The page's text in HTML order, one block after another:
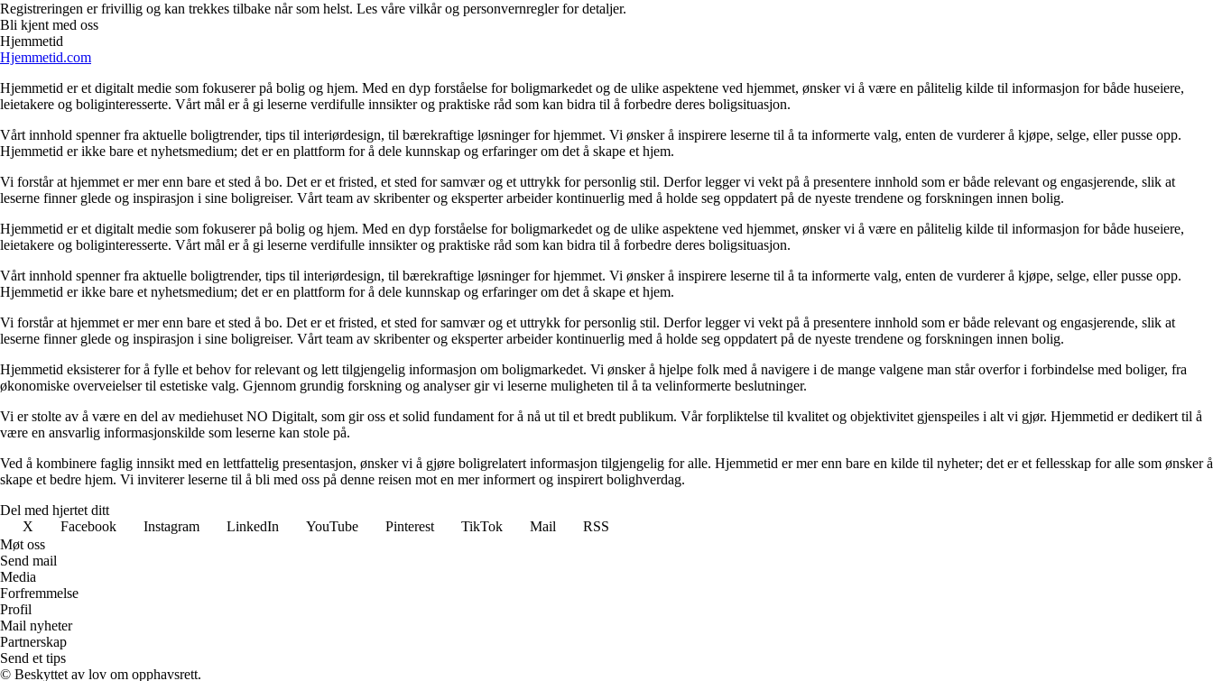
Registreringen er frivillig og kan trekkes tilbake når som helst. Les våre vilkår og personvernregler for detaljer.
Bli kjent med oss
Hjemmetid
Hjemmetid.com
Hjemmetid er et digitalt medie som fokuserer på bolig og hjem. Med en dyp forståelse for boligmarkedet og de ulike aspektene ved hjemmet, ønsker vi å være en pålitelig kilde til informasjon for både huseiere,
leietakere og boliginteresserte. Vårt mål er å gi leserne verdifulle innsikter og praktiske råd som kan bidra til å forbedre deres boligsituasjon.
Vårt innhold spenner fra aktuelle boligtrender, tips til interiørdesign, til bærekraftige løsninger for hjemmet. Vi ønsker å inspirere leserne til å ta informerte valg, enten de vurderer å kjøpe, selge, eller pusse opp.
Hjemmetid er ikke bare et nyhetsmedium; det er en plattform for å dele kunnskap og erfaringer om det å skape et hjem.
Vi forstår at hjemmet er mer enn bare et sted å bo. Det er et fristed, et sted for samvær og et uttrykk for personlig stil. Derfor legger vi vekt på å presentere innhold som er både relevant og engasjerende, slik at
leserne finner glede og inspirasjon i sine boligreiser. Vårt team av skribenter og eksperter arbeider kontinuerlig med å holde seg oppdatert på de nyeste trendene og forskningen innen bolig.
Hjemmetid er et digitalt medie som fokuserer på bolig og hjem. Med en dyp forståelse for boligmarkedet og de ulike aspektene ved hjemmet, ønsker vi å være en pålitelig kilde til informasjon for både huseiere,
leietakere og boliginteresserte. Vårt mål er å gi leserne verdifulle innsikter og praktiske råd som kan bidra til å forbedre deres boligsituasjon.
Vårt innhold spenner fra aktuelle boligtrender, tips til interiørdesign, til bærekraftige løsninger for hjemmet. Vi ønsker å inspirere leserne til å ta informerte valg, enten de vurderer å kjøpe, selge, eller pusse opp.
Hjemmetid er ikke bare et nyhetsmedium; det er en plattform for å dele kunnskap og erfaringer om det å skape et hjem.
Vi forstår at hjemmet er mer enn bare et sted å bo. Det er et fristed, et sted for samvær og et uttrykk for personlig stil. Derfor legger vi vekt på å presentere innhold som er både relevant og engasjerende, slik at
leserne finner glede og inspirasjon i sine boligreiser. Vårt team av skribenter og eksperter arbeider kontinuerlig med å holde seg oppdatert på de nyeste trendene og forskningen innen bolig.
Hjemmetid eksisterer for å fylle et behov for relevant og lett tilgjengelig informasjon om boligmarkedet. Vi ønsker å hjelpe folk med å navigere i de mange valgene man står overfor i forbindelse med boliger, fra
økonomiske overveielser til estetiske valg. Gjennom grundig forskning og analyser gir vi leserne muligheten til å ta velinformerte beslutninger.
Vi er stolte av å være en del av mediehuset NO Digitalt, som gir oss et solid fundament for å nå ut til et bredt publikum. Vår forpliktelse til kvalitet og objektivitet gjenspeiles i alt vi gjør. Hjemmetid er dedikert til å
være en ansvarlig informasjonskilde som leserne kan stole på.
Ved å kombinere faglig innsikt med en lettfattelig presentasjon, ønsker vi å gjøre boligrelatert informasjon tilgjengelig for alle. Hjemmetid er mer enn bare en kilde til nyheter; det er et fellesskap for alle som ønsker å
skape et bedre hjem. Vi inviterer leserne til å bli med oss på denne reisen mot en mer informert og inspirert bolighverdag.
Del med hjertet ditt
X
Facebook Instagram LinkedIn YouTube Pinterest TikTok Mail
RSS
Møt oss
Send mail
Media
Forfremmelse
Profil
Mail nyheter
Partnerskap
Send et tips
© Beskyttet av lov om opphavsrett.